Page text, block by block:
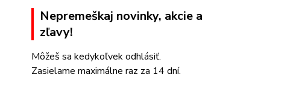
Nepremeškaj novinky, akcie a
zľavy!
Môžeš sa kedykoľvek odhlásiť.
Zasielame maximálne raz za 14 dní.